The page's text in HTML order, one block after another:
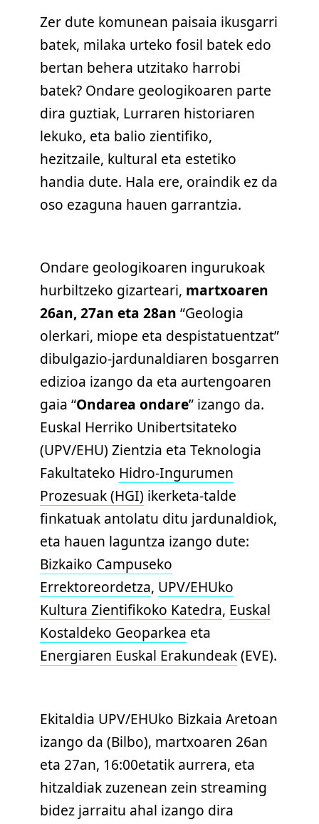
Zer dute komunean paisaia ikusgarri
batek, milaka urteko fosil batek edo
bertan behera utzitako harrobi
batek? Ondare geologikoaren parte
dira guztiak, Lurraren historiaren
lekuko, eta balio zientifiko,
hezitzaile, kultural eta estetiko
handia dute. Hala ere, oraindik ez da
oso ezaguna hauen garrantzia.
Ondare geologikoaren ingurukoak
hurbiltzeko gizarteari, martxoaren
26an, 27an eta 28an “Geologia
olerkari, miope eta despistatuentzat”
dibulgazio-jardunaldiaren bosgarren
edizioa izango da eta aurtengoaren
gaia “Ondarea ondare” izango da.
Euskal Herriko Unibertsitateko
(UPV/EHU) Zientzia eta Teknologia
Fakultateko Hidro-Ingurumen
Prozesuak (HGI) ikerketa-talde
finkatuak antolatu ditu jardunaldiok,
eta hauen laguntza izango dute:
Bizkaiko Campuseko
Errektoreordetza, UPV/EHUko
Kultura Zientifikoko Katedra, Euskal
Kostaldeko Geoparkea eta
Energiaren Euskal Erakundeak(EVE).
Ekitaldia UPV/EHUko Bizkaia Aretoan
izango da (Bilbo), martxoaren 26an
eta 27an, 16:00etatik aurrera, eta
hitzaldiak zuzenean zein streaming
bidez jarraitu ahal izango dira